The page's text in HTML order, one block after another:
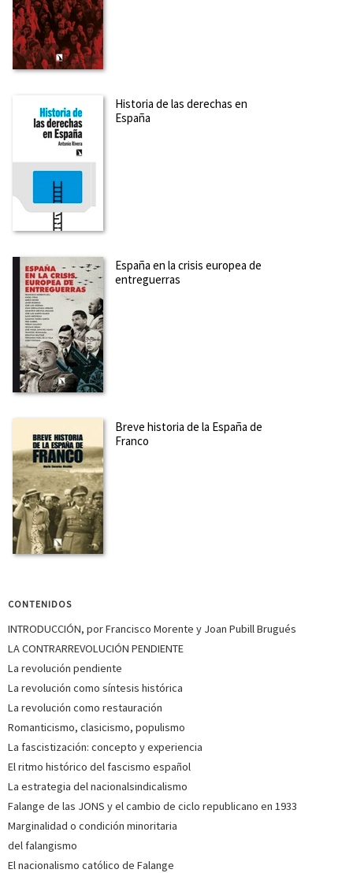
Historia de las derechas en
España
España en la crisis europea de
entreguerras
Breve historia de la España de
Franco
CONTENIDOS
INTRODUCCIÓN, por Francisco Morente y Joan Pubill Brugués
LA CONTRARREVOLUCIÓN PENDIENTE
La revolución pendiente
La revolución como síntesis histórica
La revolución como restauración
Romanticismo, clasicismo, populismo
La fascistización: concepto y experiencia
El ritmo histórico del fascismo español
La estrategia del nacionalsindicalismo
Falange de las JONS y el cambio de ciclo republicano en 1933
Marginalidad o condición minoritaria
del falangismo
El nacionalismo católico de Falange